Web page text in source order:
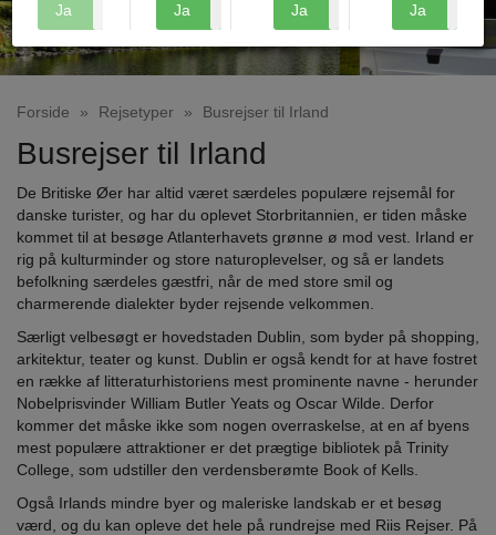
Forside » Rejsetyper » Busrejser til Irland
Busrejser til Irland
De Britiske Øer har altid været særdeles populære rejsemål for
danske turister, og har du oplevet Storbritannien, er tiden måske
kommet til at besøge Atlanterhavets grønne ø mod vest. Irland er
rig på kulturminder og store naturoplevelser, og så er landets
befolkning særdeles gæstfri, når de med store smil og
charmerende dialekter byder rejsende velkommen.
Særligt velbesøgt er hovedstaden Dublin, som byder på shopping,
arkitektur, teater og kunst. Dublin er også kendt for at have fostret
en række af litteraturhistoriens mest prominente navne - herunder
Nobelprisvinder William Butler Yeats og Oscar Wilde. Derfor
kommer det måske ikke som nogen overraskelse, at en af byens
mest populære attraktioner er det prægtige bibliotek på Trinity
College, som udstiller den verdensberømte Book of Kells.
Også Irlands mindre byer og maleriske landskab er et besøg
værd, og du kan opleve det hele på rundrejse med Riis Rejser. På
Ja
Ja
Ja
Ja